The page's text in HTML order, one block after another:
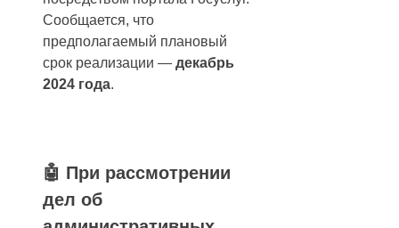
Сообщается, что
предполагаемый плановый
срок реализации — декабрь
2024 года.
🤖 При рассмотрении
дел об